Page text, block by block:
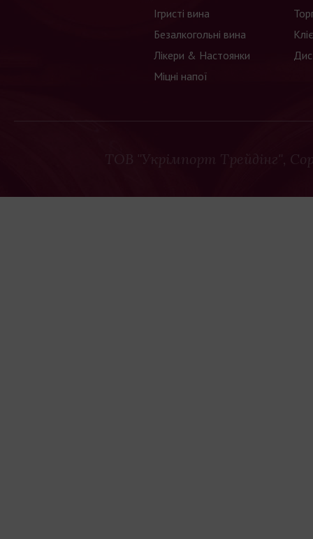
Ігристі вина
Безалкогольні вина
Лікери & Настоянки
Міцні напої
ТОВ "Укрімпорт Трейдінг",